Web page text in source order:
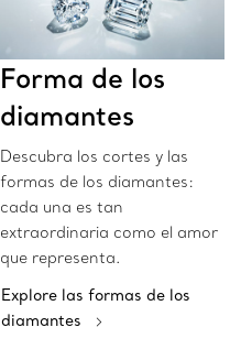
Forma de los
diamantes
Descubra los cortes y las
formas de los diamantes:
cada una es tan
extraordinaria como el amor
que representa.
Explore las formas de los
diamantes